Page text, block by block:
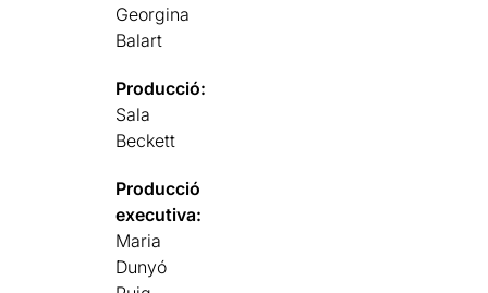
Georgina
Balart
Producció:
Sala
Beckett
Producció
executiva:
Maria
Dunyó